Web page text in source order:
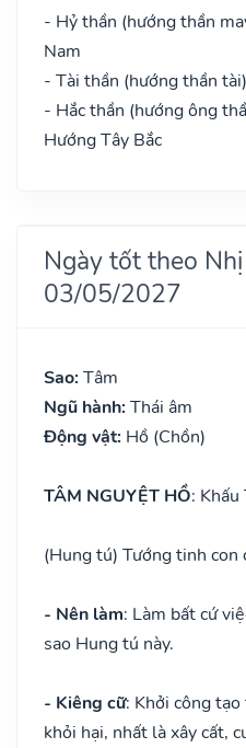
- Hỷ thần (hướng thần
Nam
- Tài thần (hướng thần
- Hắc thần (hướng ông
Hướng Tây Bắc
Ngày tốt theo
03/05/2027
Sao: Tâm
Ngũ hành: Thái âm
Động vật: Hồ (Chồn)
TÂM NGUYỆT HỒ: Khấu
(Hung tú) Tướng tinh
- Nên làm: Làm bất cứ
sao Hung tú này.
- Kiêng cữ: Khởi công
khỏi hại, nhất là xây cất,